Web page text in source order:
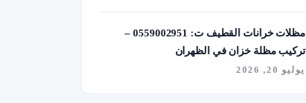
مظلات خرانات القطيف ت: 0559002951 –
تركيب مظلة خزان في الظهران
يوليو 20, 2026